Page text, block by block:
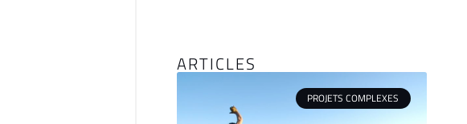
ARTICLES
PROJETS COMPLEXES